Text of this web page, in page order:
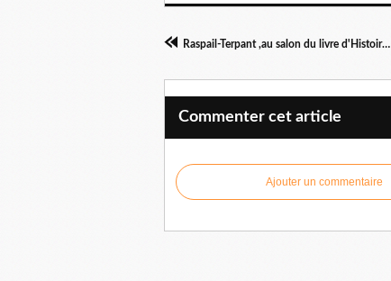
Raspail-Terpant ,au salon du livre d'Histoire de Versailles !
Commenter cet article
Ajouter un commentaire